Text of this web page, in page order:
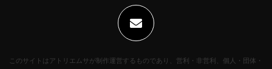
このサイトはアトリエムサが制作運営するものであり、営利・非営利、個人・団体・